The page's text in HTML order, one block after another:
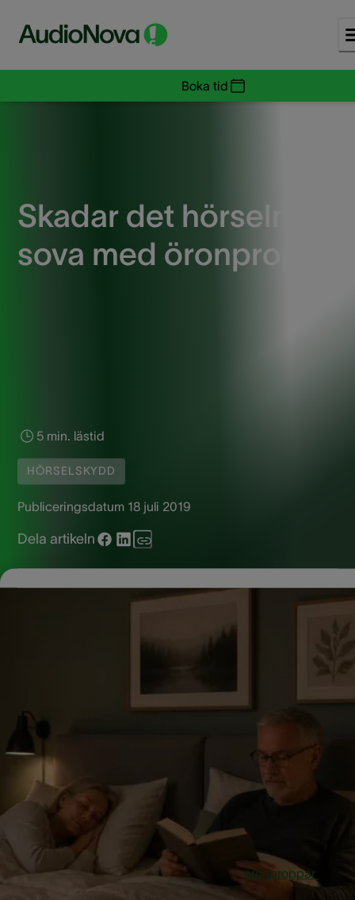
Boka tid
Skadar det hörseln att
sova med
5 min. lästid
HÖRSELSKYDD
Publiceringsdatum 18 juli 2019
Dela artikeln
Många människor upplever stora problem med att somna
sova hela natten. Öronproppar är den mest utbredda och
Varför sova med
öronproppar?
Människor som lider av sömnlöshet har av olika orsaker
problem med att somna in. En av de många orsakerna, och
kanske den vanligaste, är buller som kommer utifrån. Vid
sömnlöshet kan man använda speciellaöronproppar
sova. I handeln finns olika öronproppar tillgängliga: från de